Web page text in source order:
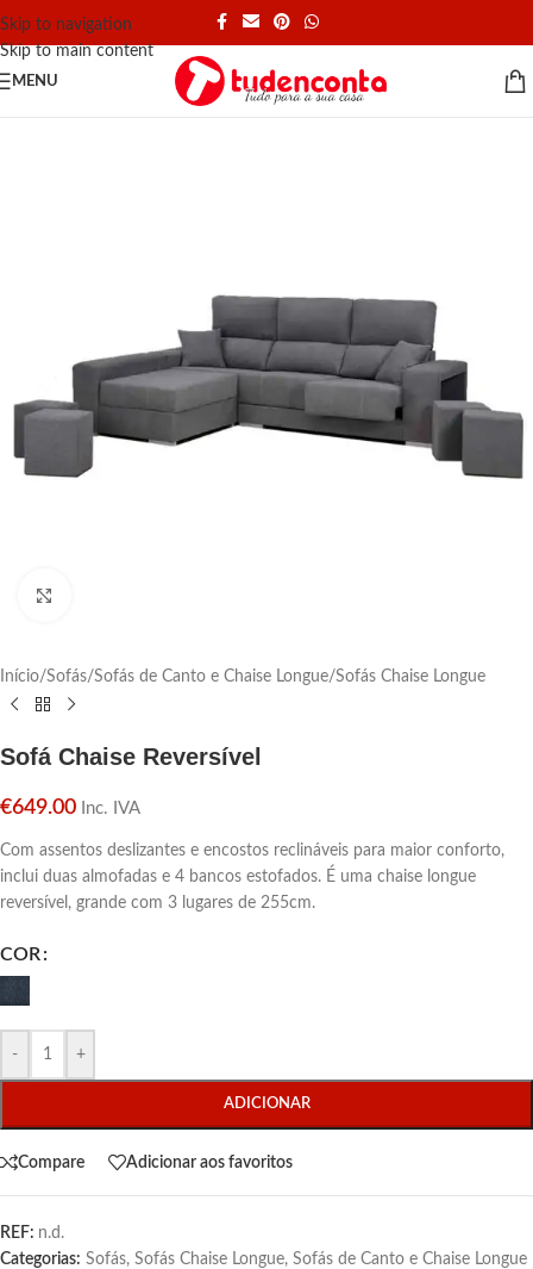
Skip to navigation
Skip to main content
MENU
Início/Sofás/Sofás de Canto e Chaise Longue/Sofás Chaise Longue
Sofá Chaise Reversível
€649.00 Inc. IVA
Com assentos deslizantes e encostos reclináveis ​​para maior conforto,
inclui duas almofadas e 4 bancos estofados. É uma chaise longue
reversível, grande com 3 lugares de 255cm.
COR
- +
ADICIONAR
Compare Adicionar aos favoritos
REF: n.d.
Categorias: Sofás, Sofás Chaise Longue, Sofás de Canto e Chaise Longue